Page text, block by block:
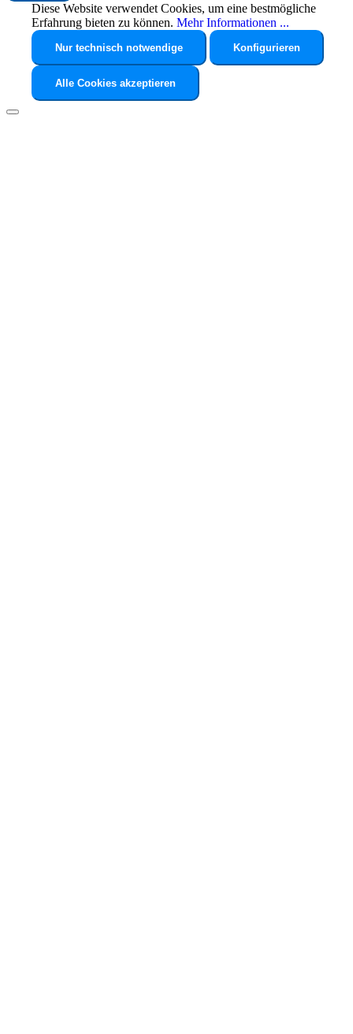
Diese Website verwendet Cookies, um eine bestmögliche
Erfahrung bieten zu können. Mehr Informationen ...
Nur technisch notwendige Konfigurieren
Alle Cookies akzeptieren